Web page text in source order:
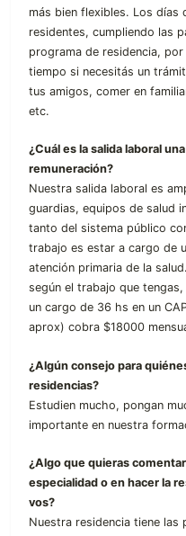
más bien flexibles. Los días
residentes, cumpliendo las
programa de residencia,
tiempo si necesitás un
tus amigos, comer en
etc.
¿Cuál es la salida laboral
remuneración?
Nuestra salida laboral es
guardias, equipos de salud
tanto del sistema público
trabajo es estar a cargo de
atención primaria de la
según el trabajo que
un cargo de 36 hs en un
aprox) cobra $18000
¿Algún consejo para
residencias?
Estudien mucho, pongan
importante en nuestra
¿Algo que quieras
especialidad o en hacer la
vos?
Nuestra residencia tiene